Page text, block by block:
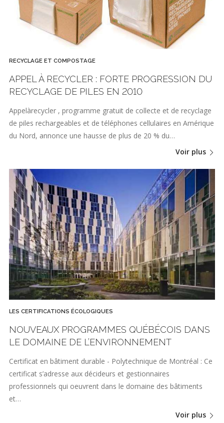
RECYCLAGE ET COMPOSTAGE
APPEL À RECYCLER : FORTE PROGRESSION DU
RECYCLAGE DE PILES EN 2010
Appelàrecycler , programme gratuit de collecte et de recyclage
de piles rechargeables et de téléphones cellulaires en Amérique
du Nord, annonce une hausse de plus de 20 % du…
Voir plus
LES CERTIFICATIONS ÉCOLOGIQUES
NOUVEAUX PROGRAMMES QUÉBÉCOIS DANS
LE DOMAINE DE L’ENVIRONNEMENT
Certificat en bâtiment durable - Polytechnique de Montréal : Ce
certificat s’adresse aux décideurs et gestionnaires
professionnels qui oeuvrent dans le domaine des bâtiments
et…
Voir plus